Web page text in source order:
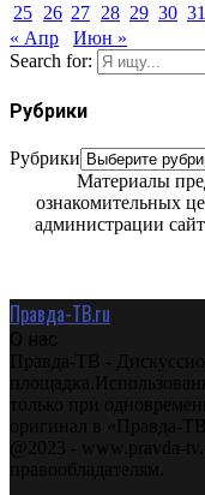
25 26 27 28 29 30 31
« Апр
Июн »
Search for:
Рубрики
Рубрики
Материалы
ознакомительных
администрации
Правда-ТВ.ru
О нас
Правда-ТВ -
только при
оригинал в «Правда-
@2023 - www.pravda-
правообладателям.